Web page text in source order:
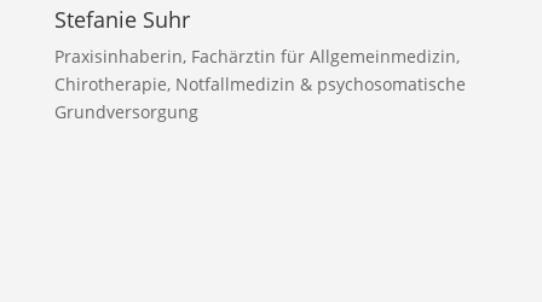
Stefanie Suhr
Praxisinhaberin, Fachärztin für Allgemeinmedizin,
Chirotherapie, Notfallmedizin & psychosomatische
Grundversorgung